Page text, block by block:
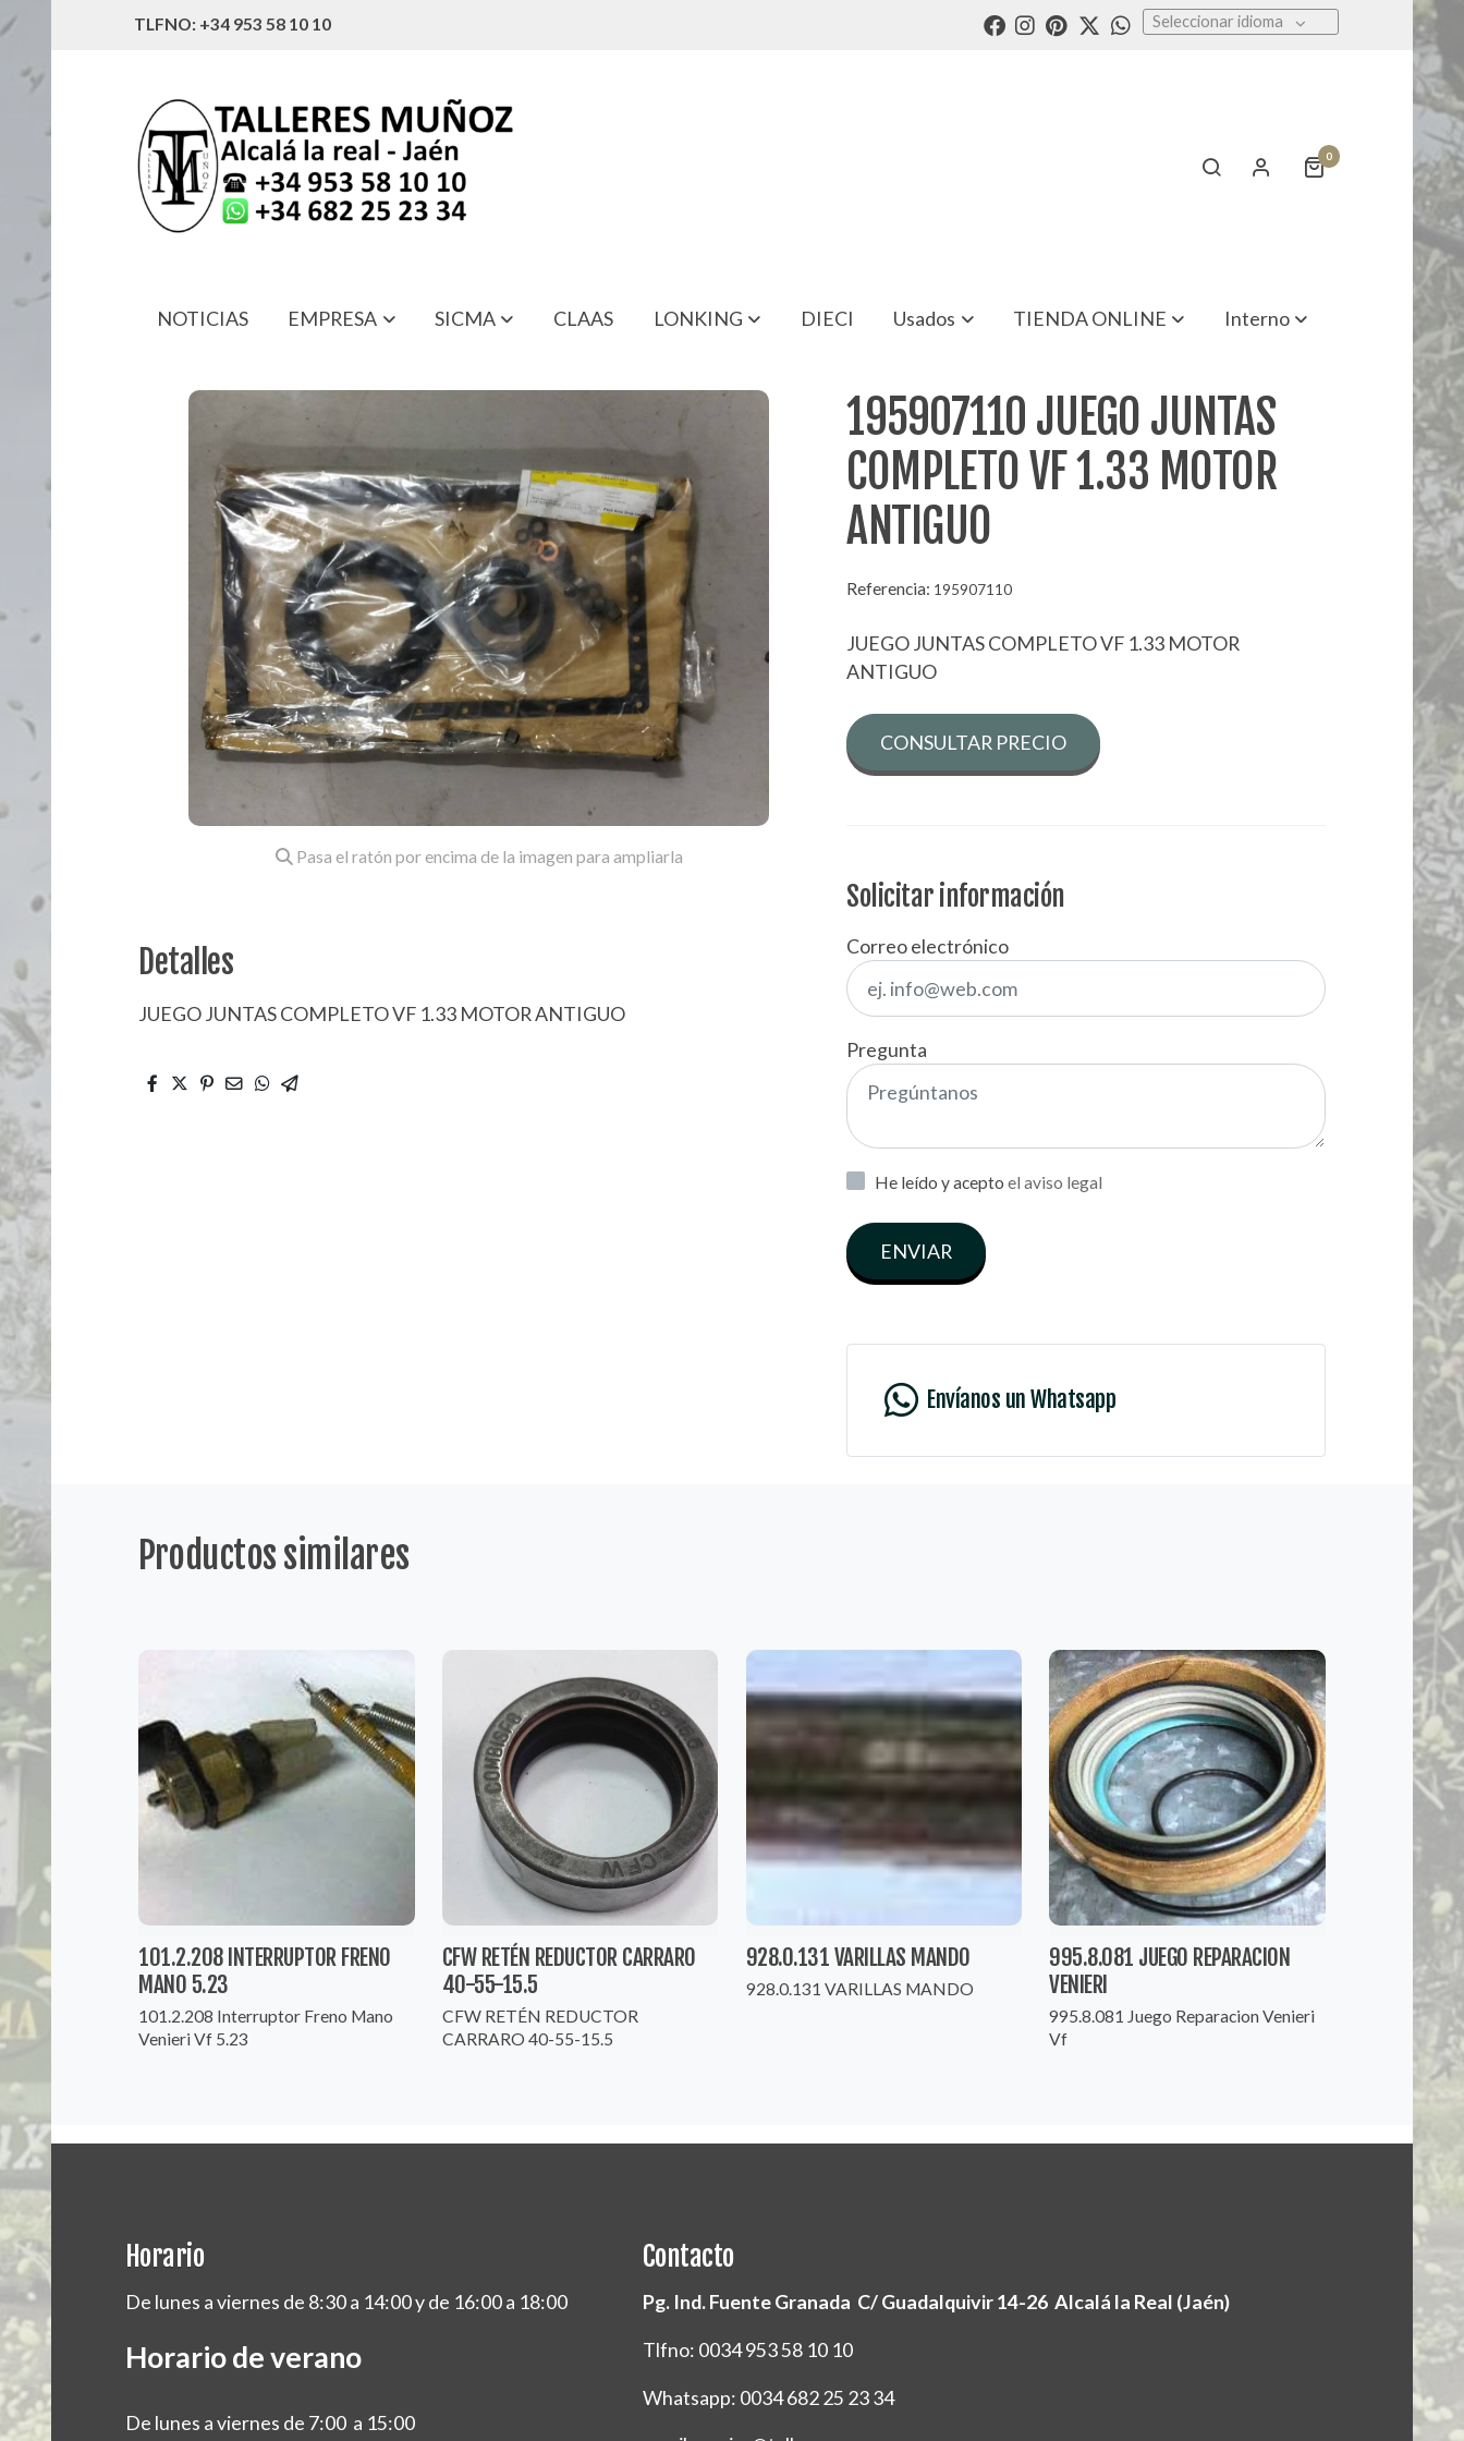
TLFNO: +34 953 58 10 10 Seleccionar idioma
0
NOTICIAS EMPRESA SICMA CLAAS LONKING DIECI Usados TIENDA ONLINE Interno
195907110 JUEGO JUNTAS COMPLETO VF 1.33 MOTOR ANTIGUO
Pasa el ratón por encima de la imagen para ampliarla
Detalles
JUEGO JUNTAS COMPLETO VF 1.33 MOTOR ANTIGUO
195907110 JUEGO JUNTAS
COMPLETO VF 1.33 MOTOR
ANTIGUO
Referencia: 195907110
JUEGO JUNTAS COMPLETO VF 1.33 MOTOR
ANTIGUO
CONSULTAR PRECIO
Solicitar información
Correo electrónico
Pregunta
He leído y acepto el aviso legal
ENVIAR
Envíanos un Whatsapp
Productos similares
101.2.208 INTERRUPTOR FRENO
MANO 5.23
101.2.208 Interruptor Freno Mano
Venieri Vf 5.23
CFW RETÉN REDUCTOR CARRARO
40-55-15.5
CFW RETÉN REDUCTOR
CARRARO 40-55-15.5
928.0.131 VARILLAS MANDO
928.0.131 VARILLAS MANDO
995.8.081 JUEGO REPARACION
VENIERI
995.8.081 Juego Reparacion Venieri
Vf
Horario
De lunes a viernes de 8:30 a 14:00 y de 16:00 a 18:00
Horario de verano
De lunes a viernes de 7:00 a 15:00
Contacto
Pg. Ind. Fuente Granada C/ Guadalquivir 14-26 Alcalá la Real (Jaén)
Tlfno: 0034 953 58 10 10
Whatsapp: 0034 682 25 23 34